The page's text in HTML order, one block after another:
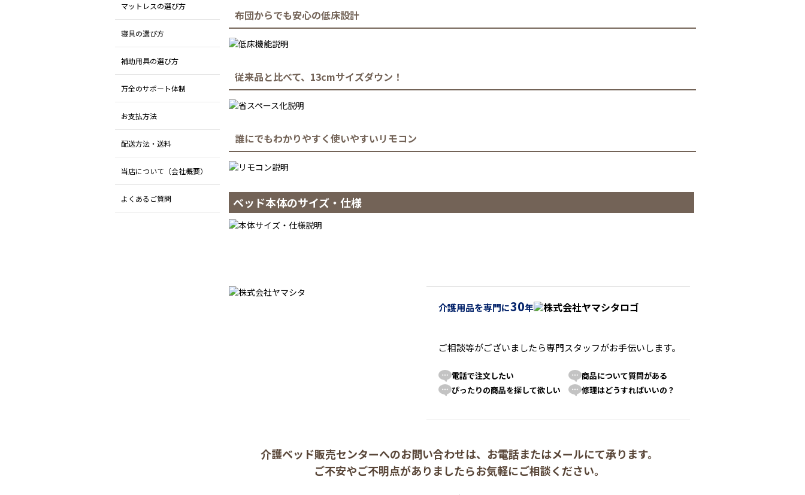
マットレスの選び方
寝具の選び方
補助用具の選び方
万全のサポート体制
お支払方法
配送方法・送料
当店について（会社概要）
よくあるご質問
布団からでも安心の低床設計
従来品と比べて、13cmサイズダウン！
誰にでもわかりやすく使いやすいリモコン
ベッド本体のサイズ・仕様
介護用品を専門に30年
ご相談等がございましたら専門スタッフがお手伝いします。
電話で注文したい
商品について質問がある
ぴったりの商品を探して欲しい
修理はどうすればいいの？
介護ベッド販売センターへのお問い合わせは、 お電話またはメールにて承ります。
ご不安やご不明点がありましたらお気軽にご相談ください。